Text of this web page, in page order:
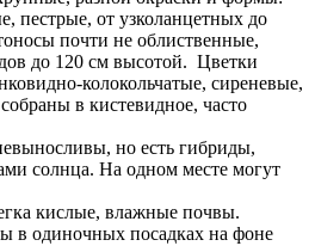
пестрые, от узколанцетных до
почти не облиственные,
до 120 см высотой. Цветки
колокольчатые, сиреневые,
в кистевидное, часто
но есть гибриды,
солнца. На одном месте могут
кислые, влажные почвы.
в одиночных посадках на фоне